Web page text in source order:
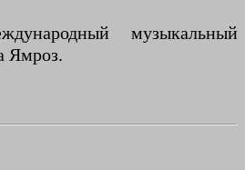
музыкальный
Ямроз.